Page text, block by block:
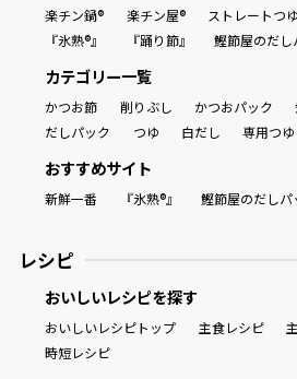
楽チン鍋®
楽チン屋® ストレートつゆ
『氷熟®』
『踊り節』 鰹節屋のだし
カテゴリー一覧
かつお節 削りぶし かつおパック
だしパック
つゆ 白だし 専用つゆ
おすすめサイト
新鮮一番 『氷熟®』 鰹節屋のだしパ
レシピ
おいしいレシピを探す
おいしいレシピトップ 主食レシピ
時短レシピ